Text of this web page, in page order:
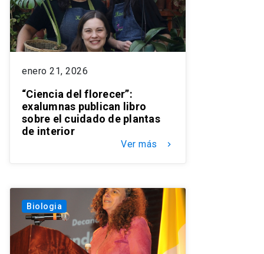
enero 21, 2026
“Ciencia del florecer”:
exalumnas publican libro
sobre el cuidado de plantas
de interior
Ver más keyboard_arrow_right
Biologia